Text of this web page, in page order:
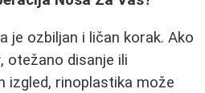
je ozbiljan i ličan korak. Ako
, otežano disanje ili
izgled, rinoplastika može